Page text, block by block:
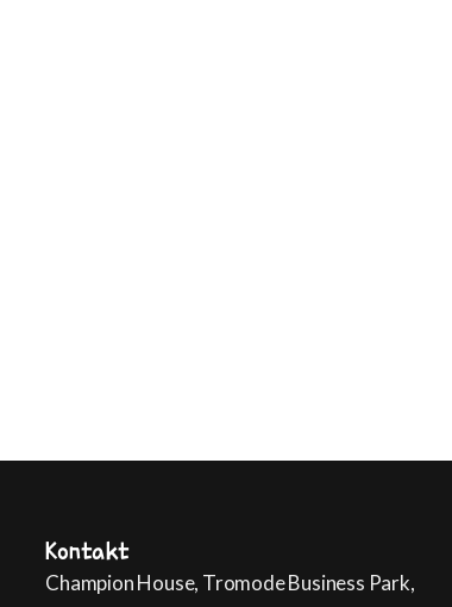
Kontakt
Champion House, Tromode Business Park,